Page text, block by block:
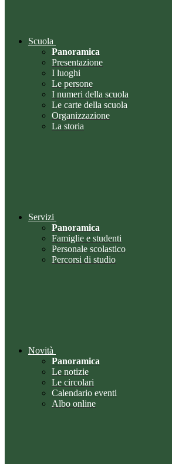
Scuola
Panoramica
Presentazione
I luoghi
Le persone
I numeri della scuola
Le carte della scuola
Organizzazione
La storia
Servizi
Panoramica
Famiglie e studenti
Personale scolastico
Percorsi di studio
Novità
Panoramica
Le notizie
Le circolari
Calendario eventi
Albo online